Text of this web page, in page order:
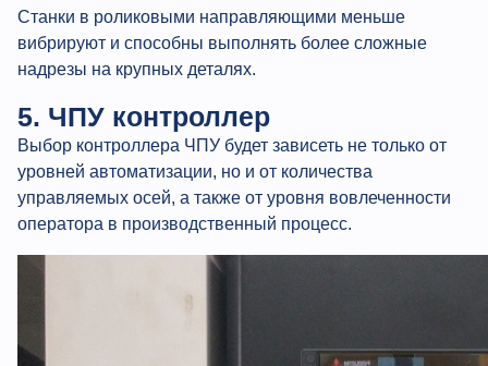
Станки в роликовыми направляющими меньше
вибрируют и способны выполнять более сложные
надрезы на крупных деталях.
5. ЧПУ контроллер
Выбор контроллера ЧПУ будет зависеть не только от
уровней автоматизации, но и от количества
управляемых осей, а также от уровня вовлеченности
оператора в производственный процесс.